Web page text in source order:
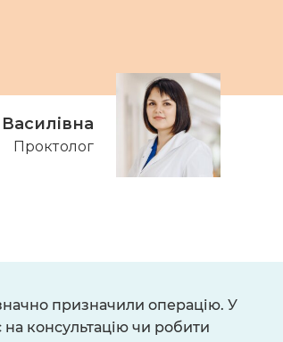
Проктолог
призначили операцію. У
консультацію чи робити